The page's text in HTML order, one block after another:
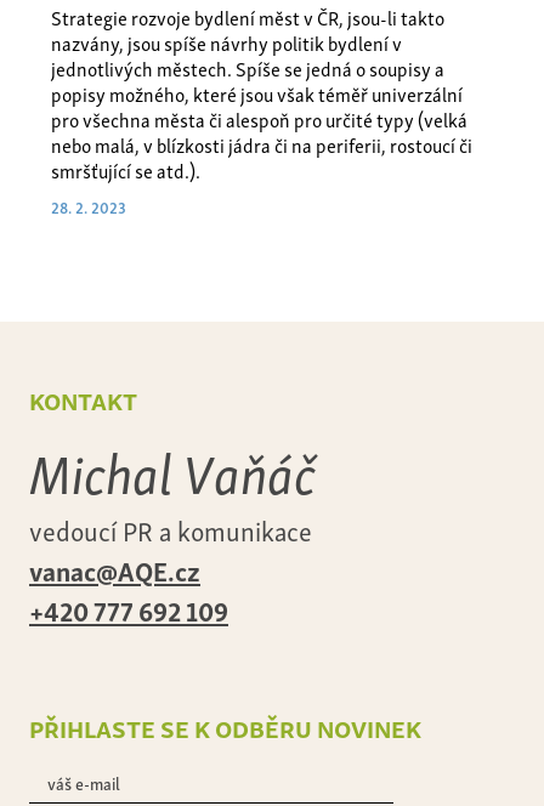
Strategie rozvoje bydlení měst v ČR, jsou-li takto
nazvány, jsou spíše návrhy politik bydlení v
jednotlivých městech. Spíše se jedná o soupisy a
popisy možného, které jsou však téměř univerzální
pro všechna města či alespoň pro určité typy (velká
nebo malá, v blízkosti jádra či na periferii, rostoucí či
smršťující se atd.).
28. 2. 2023
kontakt
Michal Vaňáč
vedoucí PR a komunikace
vanac@AQE.cz
+420 777 692 109
přihlaste se k odběru novinek